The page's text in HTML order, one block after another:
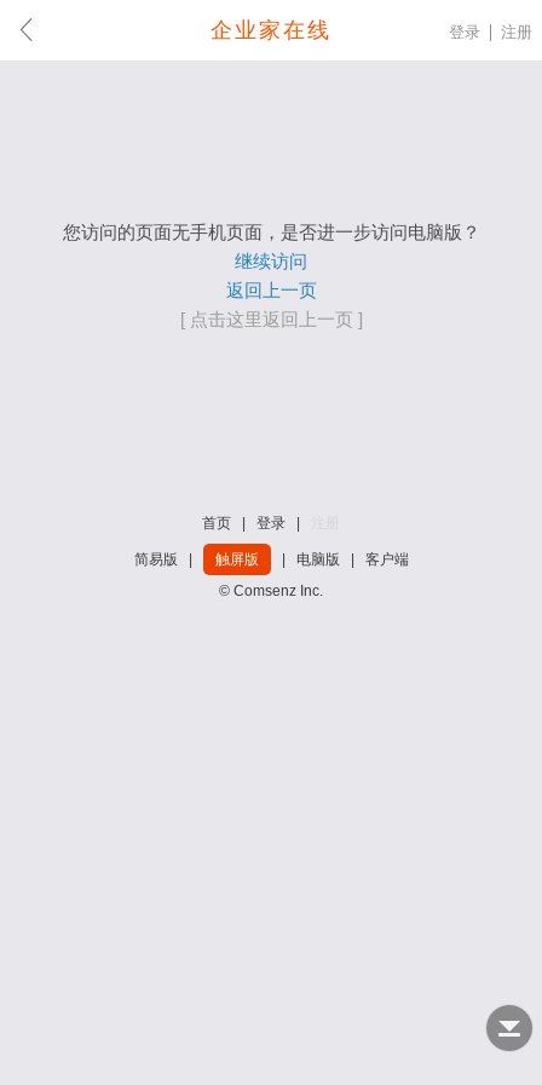
企业家在线 登录 注册
您访问的页面无手机页面，是否进一步访问电脑版？
继续访问
返回上一页
[ 点击这里返回上一页 ]
首页 登录
简易版 触屏版 电脑版
客户端
© Comsenz Inc.